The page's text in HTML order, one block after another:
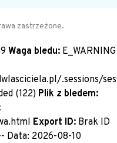
zastrzeżone.
Waga bledu: E_WARNING
.sessions/
(122) Plik z bledem:
Export ID: Brak ID
Data: 2026-08-10